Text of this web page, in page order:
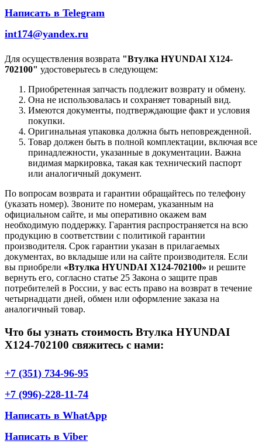
Написать в Telegram
int174@yandex.ru
Для осуществления возврата "Втулка HYUNDAI X124-
702100" удостоверьтесь в следующем:
Приобретенная запчасть подлежит возврату и обмену.
Она не использовалась и сохраняет товарный вид.
Имеются документы, подтверждающие факт и условия
покупки.
Оригинальная упаковка должна быть неповрежденной.
Товар должен быть в полной комплектации, включая все
принадлежности, указанные в документации. Важна
видимая маркировка, такая как технический паспорт
или аналогичный документ.
По вопросам возврата и гарантии обращайтесь по телефону
(указать номер). Звоните по номерам, указанным на
официальном сайте, и мы оперативно окажем вам
необходимую поддержку. Гарантия распространяется на всю
продукцию в соответствии с политикой гарантии
производителя. Срок гарантии указан в прилагаемых
документах, во вкладыше или на сайте производителя. Если
вы приобрели «Втулка HYUNDAI X124-702100» и решите
вернуть его, согласно статье 25 Закона о защите прав
потребителей в России, у вас есть право на возврат в течение
четырнадцати дней, обмен или оформление заказа на
аналогичный товар.
Что бы узнать стоимость Втулка HYUNDAI
X124-702100 свяжитесь с нами:
+7 (351) 734-96-95
+7 (996)-228-11-74
Написать в WhatApp
Написать в Viber